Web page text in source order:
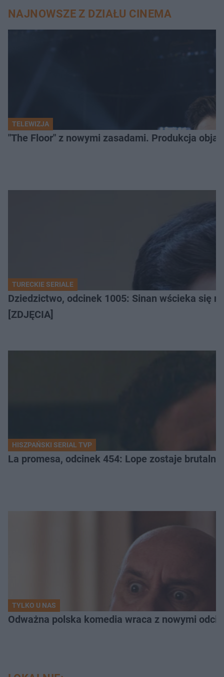
NAJNOWSZE Z DZIAŁU CINEMA
TELEWIZJA
"The Floor" z nowymi zasadami. Produkcja
TURECKIE SERIALE
Dziedzictwo, odcinek 1005: Sinan wścieka się
[ZDJĘCIA]
HISZPAŃSKI SERIAL TVP
La promesa, odcinek 454: Lope zostaje
TYLKO U NAS
Odważna polska komedia wraca z nowymi